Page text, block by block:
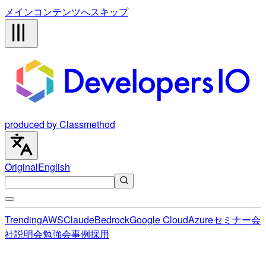
メインコンテンツへスキップ
produced by Classmethod
OriginalEnglish
TrendingAWSClaudeBedrockGoogle CloudAzureセミナー会
社説明会勉強会事例採用